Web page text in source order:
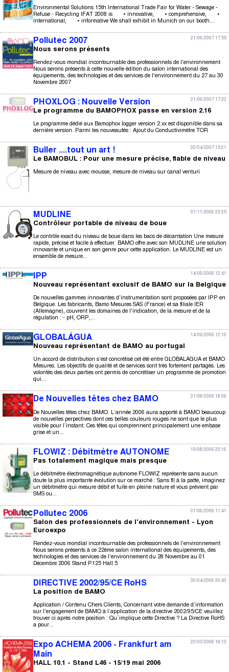
Environmental Solutions 15th International Trade Fair for Water - Sewage -
Refuse - Recycling IFAT 2008 is • innovative, • comprehensive, •
international, • informative We shall exhibit in Munich on our booth...
21/06/2007 17:55
Pollutec 2007
Nous serons présents
Rendez-vous mondial incontournable des professionnels de l'environnement
Nous serons présents à cette nouvelle édition du salon international des
équipements, des technologies et des services de l'environnement du 27 au 30
Novembre 2007
21/06/2007 17:33
PHOXLOG : Nouvelle Version
Le programme du BAMOPHOX passe en version 2.16
Le programme dédié aux Bamophox logger version 2.xx est disponible dans sa
dernière version. Parmi les nouveautés : Ajout du Conductivimètre TOR
02/04/2007 15:21
Buller ....tout un art !
Le BAMOBUL : Pour une mesure précise, fiable de niveau
Mesure de niveau avec mousse, mesure de niveau sur canal venturi
01/11/2006 23:25
MUDLINE
Contrôleur portable de niveau de boue
Le contrôle exact du niveau de boue dans les bacs de décantation Une mesure
rapide, précise et facile à effectuer. BAMO offre avec son MUDLINE une solution
innovante et unique en son genre pour cette application. Le MUDLINE est un
ensemble de mesure...
14/09/2006 12:41
IPP
Nouveau représentant exclusif de BAMO sur la Belgique
De nouvelles gammes innovantes d'instrumentation sont proposées par IPP en
Belgique. Les fabricants, Bamo Mesures SAS (France) et sa filiale IER
(Allemagne), couvrent les domaines de l'indication, de la mesure et de la
régulation : - pH, ORP,...
14/09/2006 12:10
GLOBALÁGUA
Nouveau représentant de BAMO au portugal
Un accord de distribution s’est concrétisé cet été entre GLOBALAGUA et BAMO
Mesures. Les objectifs de qualité et de services sont très fortement partagés. Les
volontés des deux parties ont permis de concrétiser un programme de promotion
qui...
21/08/2006 18:09
De Nouvelles têtes chez BAMO
De Nouvelles têtes chez BAMO. L’année 2006 aura apporté à BAMO beaucoup
de nouvelles perpectives dont ces belles couleurs rouges ne sont que le plus
visible pour l’instant. Ces têtes qui comprennent principalement une embase
grise et un...
19/08/2006 20:16
FLOWIZ : Débitmétre AUTONOME
Pas totalement magique mais presque
Le débitmétre électromagnétique autonome FLOWIZ représente sans aucun
doute la plus importante évolution sur ce marché : Sans fil à la patte, imaginez
un débitmétre qui mesure débit et fuite en pleine nature et vous prévient par
SMS ou...
01/06/2006 11:41
Pollutec 2006
Salon des professionnels de l'environnement - Lyon
Euroexpo
Rendez-vous mondial incontournable des professionnels de l'environnement
Nous serons présents à ce 22ème salon international des équipements, des
technologies et des services de l'environnement du 28 Novembre au 01
Décembre 2006 Stand P125 Hall 5
30/04/2006 20:43
DIRECTIVE 2002/95/CE RoHS
La position de BAMO
Application / Contenu Chers Clients, Concernant votre demande d’information
sur l'engagement de BAMO à l’application de la directive 2002/95/CE veuillez
trouver ci après notre position : Qu´implique cette Directive ? La Directive RoHS
a pour...
22/03/2006 18:13
Expo ACHEMA 2006 - Frankfurt am
Main
HALL 10.1 - Stand L46 - 15/19 mai 2006